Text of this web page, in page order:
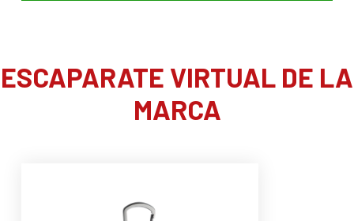
ESCAPARATE VIRTUAL DE LA
MARCA